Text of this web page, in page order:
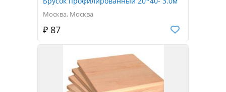
Москва, Москва
₽ 87